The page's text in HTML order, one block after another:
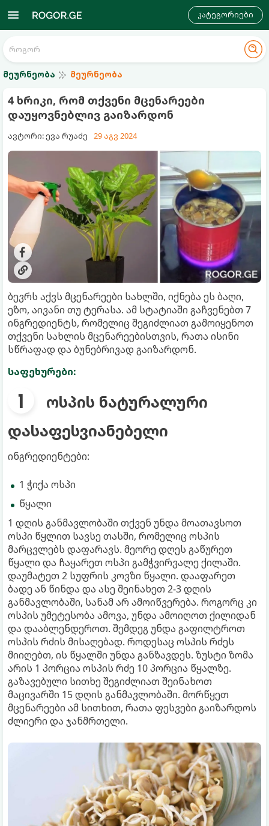
კატეგორიები
მეურნეობა მეურნეობა
4 ხრიკი, რომ თქვენი მცენარეები
დაუყოვნებლივ გაიზარდონ
ავტორი: ევა რუაძე 29 აგვ 2024
ბევრს აქვს მცენარეები სახლში, იქნება ეს ბაღი,
ეზო, აივანი თუ ტერასა. ამ სტატიაში გაჩვენებთ 7
ინგრედიენტს, რომელიც შეგიძლიათ გამოიყენოთ
თქვენი სახლის მცენარეებისთვის, რათა ისინი
სწრაფად და ბუნებრივად გაიზარდონ.
საფეხურები:
ოსპის ნატურალური
დასაფესვიანებელი
ინგრედიენტები:
1 ჭიქა ოსპი
წყალი
1 დღის განმავლობაში თქვენ უნდა მოათავსოთ
ოსპი წყლით სავსე თასში, რომელიც ოსპის
მარცვლებს დაფარავს. მეორე დღეს გაწურეთ
წყალი და ჩაყარეთ ოსპი გამჭვირვალე ქილაში.
დაუმატეთ 2 სუფრის კოვზი წყალი. დააფარეთ
ბადე ან წინდა და ასე შეინახეთ 2-3 დღის
განმავლობაში, სანამ არ ამოიწვერება. როგორც კი
ოსპის უმეტესობა ამოვა, უნდა ამოიღოთ ქილიდან
და დააბლენდეროთ. შემდეგ უნდა გაფილტროთ
ოსპის რძის მისაღებად. როდესაც ოსპის რძეს
მიიღებთ, ის წყალში უნდა განზავდეს. ზუსტი ზომა
არის 1 პორცია ოსპის რძე 10 პორცია წყალზე.
გაზავებული სითხე შეგიძლიათ შეინახოთ
მაცივარში 15 დღის განმავლობაში. მორწყეთ
მცენარეები ამ სითხით, რათა ფესვები გაიზარდოს
ძლიერი და ჯანმრთელი.